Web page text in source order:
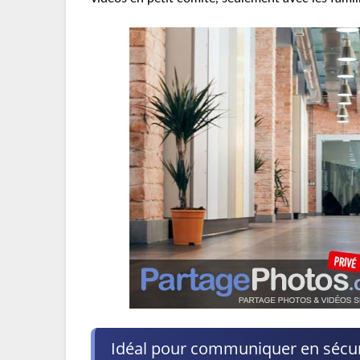
Idéal pour communiquer en